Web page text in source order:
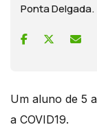
Ponta Delgada.
Um aluno de 5
a COVID19.